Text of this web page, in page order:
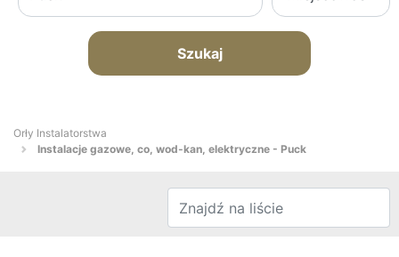
Szukaj
Orły Instalatorstwa
Instalacje gazowe, co, wod-kan, elektryczne - Puck